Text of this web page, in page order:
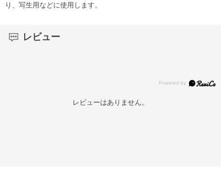
り、写生用などに使用します。
レビュー
レビューはありません。